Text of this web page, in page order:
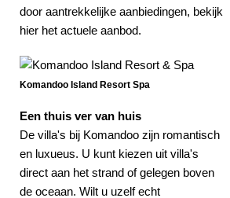
door aantrekkelijke aanbiedingen, bekijk
hier het actuele aanbod.
Komandoo Island Resort Spa
Een thuis ver van huis
De villa's bij Komandoo zijn romantisch
en luxueus. U kunt kiezen uit villa's
direct aan het strand of gelegen boven
de oceaan. Wilt u uzelf echt